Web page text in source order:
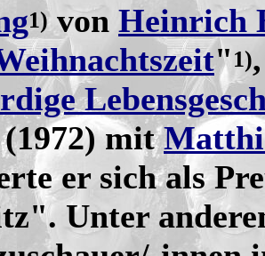
1)von Heinrich
" 1)
mit
er sich als
Unter